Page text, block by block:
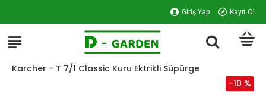
Giriş Yap Kayıt Ol
Karcher - T 7/1 Classic Kuru Ektrikli Süpürge
-10 %